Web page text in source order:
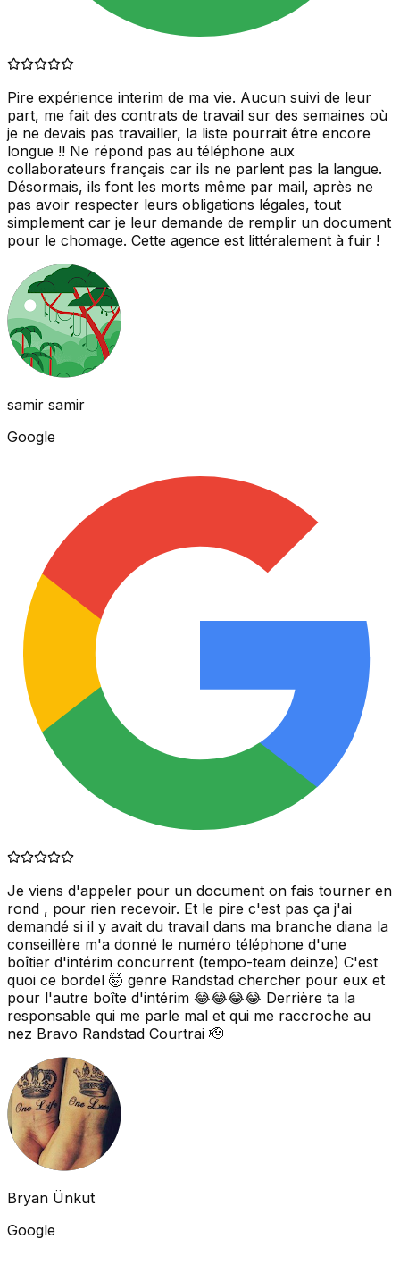
Pire expérience interim de ma vie. Aucun suivi de leur
part, me fait des contrats de travail sur des semaines où
je ne devais pas travailler, la liste pourrait être encore
longue !! Ne répond pas au téléphone aux
collaborateurs français car ils ne parlent pas la langue.
Désormais, ils font les morts même par mail, après ne
pas avoir respecter leurs obligations légales, tout
simplement car je leur demande de remplir un document
pour le chomage. Cette agence est littéralement à fuir !
samir samir
Google
Je viens d'appeler pour un document on fais tourner en
rond , pour rien recevoir. Et le pire c'est pas ça j'ai
demandé si il y avait du travail dans ma branche diana la
conseillère m'a donné le numéro téléphone d'une
boîtier d'intérim concurrent (tempo-team deinze) C'est
quoi ce bordel 🤯 genre Randstad chercher pour eux et
pour l'autre boîte d'intérim 😂😂😂😂 Derrière ta la
responsable qui me parle mal et qui me raccroche au
nez Bravo Randstad Courtrai 🫡
Bryan Ünkut
Google